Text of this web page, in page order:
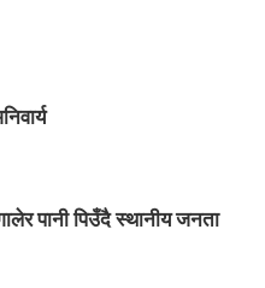
पानी पिउँदै स्थानीय जनता